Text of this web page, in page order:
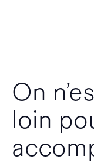
On
loin